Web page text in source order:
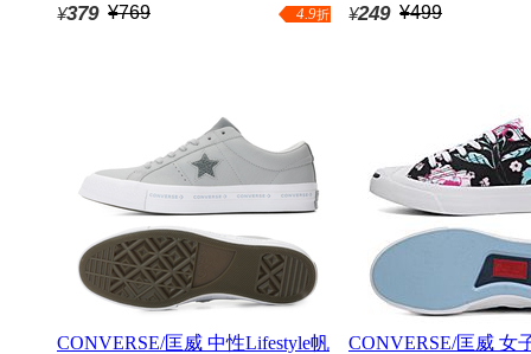
¥379 ¥769 4.9折 ¥249 ¥499
CONVERSE/匡威 中性Lifestyle帆
CONVERSE/匡威 女